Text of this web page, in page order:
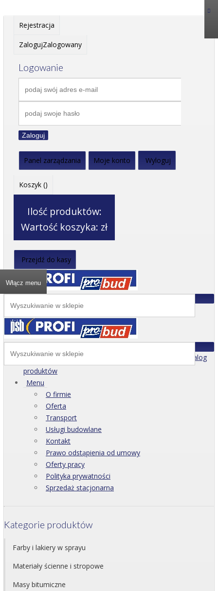
Rejestracja
ZalogujZalogowany
Logowanie
Zaloguj
Panel zarządzania Moje konto Wyloguj
Koszyk ()
Ilość produktów:
Wartość koszyka: zł
Przejdź do kasy
Włącz menu
Katalog
produktów
Menu
O firmie
Oferta
Transport
Usługi budowlane
Kontakt
Prawo odstąpienia od umowy
Oferty pracy
Polityka prywatności
Sprzedaż stacjonarna
Kategorie produktów
Farby i lakiery w sprayu
Materiały ścienne i stropowe
Masy bitumiczne